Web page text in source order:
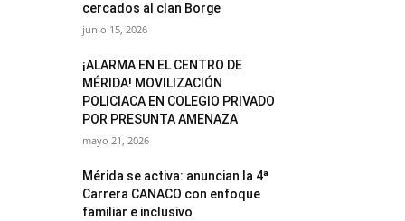
cercados al clan Borge
junio 15, 2026
¡ALARMA EN EL CENTRO DE
MÉRIDA! MOVILIZACIÓN
POLICIACA EN COLEGIO PRIVADO
POR PRESUNTA AMENAZA
mayo 21, 2026
Mérida se activa: anuncian la 4ª
Carrera CANACO con enfoque
familiar e inclusivo